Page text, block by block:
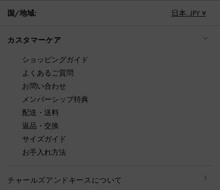
国/地域: 日本, JPY ¥
カスタマーケア
ショッピングガイド
よくあるご質問
お問い合わせ
メンバーシップ特典
配送・送料
返品・交換
サイズガイド
お手入れ方法
チャールズアンドキースについて